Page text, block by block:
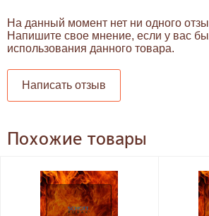
На данный момент нет ни одного
Напишите свое мнение, если у вас
использования данного товара.
Написать отзыв
Похожие товары